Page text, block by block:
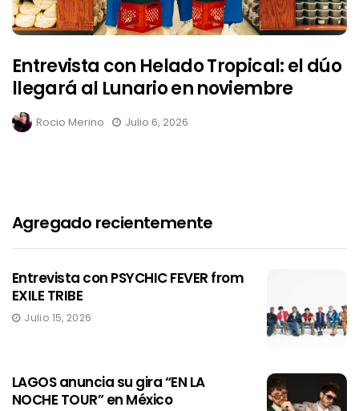
Entrevista con Helado Tropical: el dúo
llegará al Lunario en noviembre
Rocio Merino Julio 6, 2026
Agregado recientemente
Entrevista con PSYCHIC FEVER from
EXILE TRIBE
Julio 15, 2026
LAGOS anuncia su gira “EN LA
NOCHE TOUR” en México